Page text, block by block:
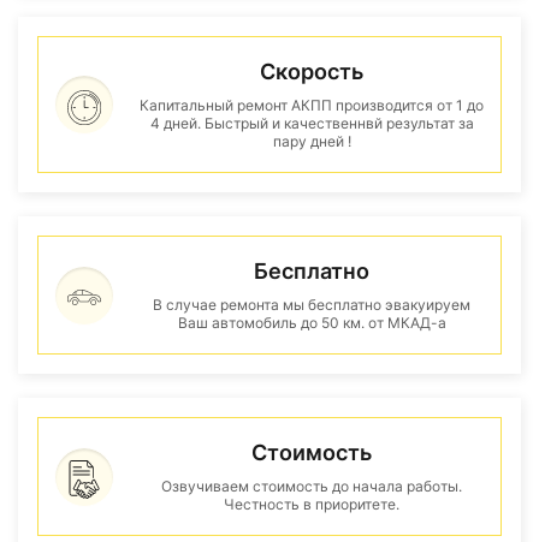
Скорость
Капитальный ремонт АКПП производится от 1 до
4 дней. Быстрый и качественнвй результат за
пару дней !
Бесплатно
В случае ремонта мы бесплатно эвакуируем
Ваш автомобиль до 50 км. от МКАД-а
Стоимость
Озвучиваем стоимость до начала работы.
Честность в приоритете.